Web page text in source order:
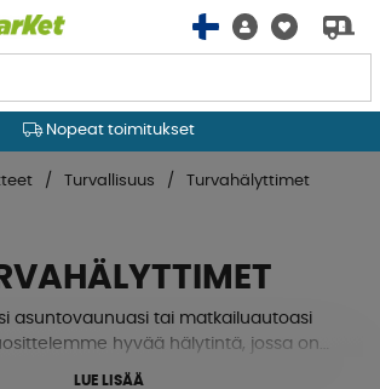
Nopeat toimitukset
Turvallisuus Turvahälyttimet
asuntovaunuasi tai matkailuautoasi
hyvää hälytintä, jossa on
ja toimintoja. Täältä löydät modernit
LUE LISÄÄ